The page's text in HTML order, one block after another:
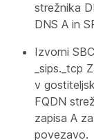
strežnika
DNS A in
Izvorni
_sips._tcp
v
FQDN
zapisa A
povezavo.